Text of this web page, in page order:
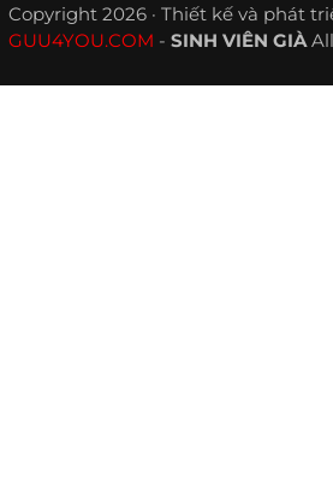
Copyright 2026 · Thiết kế và phát
GUU4YOU.COM - SINH VIÊN GIÀ